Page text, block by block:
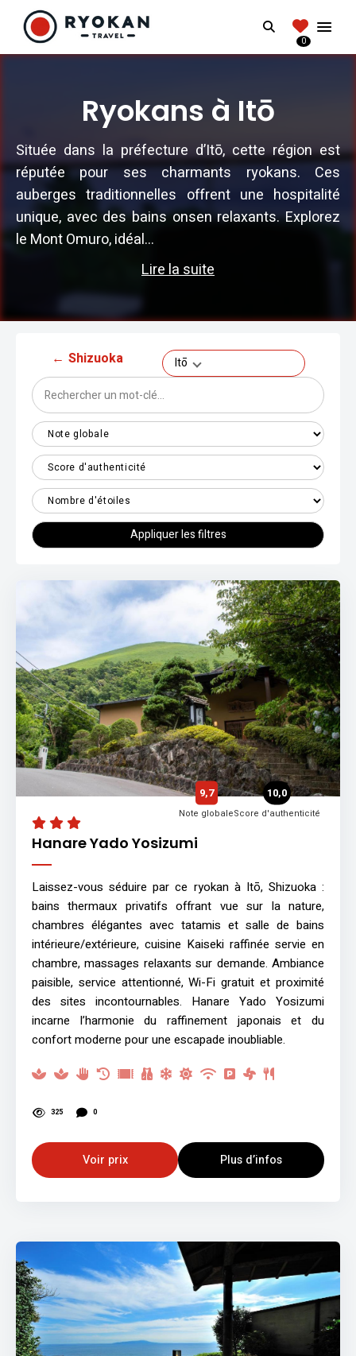
RYOKANTRAVEL
Vivez l'expérience authentique d'un Ryokan
Search
0
Ryokans à Itō
Située dans la préfecture d’Itō, cette région est
réputée pour ses charmants ryokans. Ces
auberges traditionnelles offrent une hospitalité
unique, avec des bains onsen relaxants. Explorez
le Mont Omuro, idéal...
Lire la suite
← Shizuoka Itō
Appliquer les filtres
Hanare Yado Yosizumi
9,7
Note globale
10,0
Score d'authenticité
Laissez-vous séduire par ce ryokan à Itō, Shizuoka :
bains thermaux privatifs offrant vue sur la nature,
chambres élégantes avec tatamis et salle de bains
intérieure/extérieure, cuisine Kaiseki raffinée servie en
chambre, massages relaxants sur demande. Ambiance
paisible, service attentionné, Wi-Fi gratuit et proximité
des sites incontournables. Hanare Yado Yosizumi
incarne l’harmonie du raffinement japonais et du
confort moderne pour une escapade inoubliable.
325 0
Voir prix Plus d’infos